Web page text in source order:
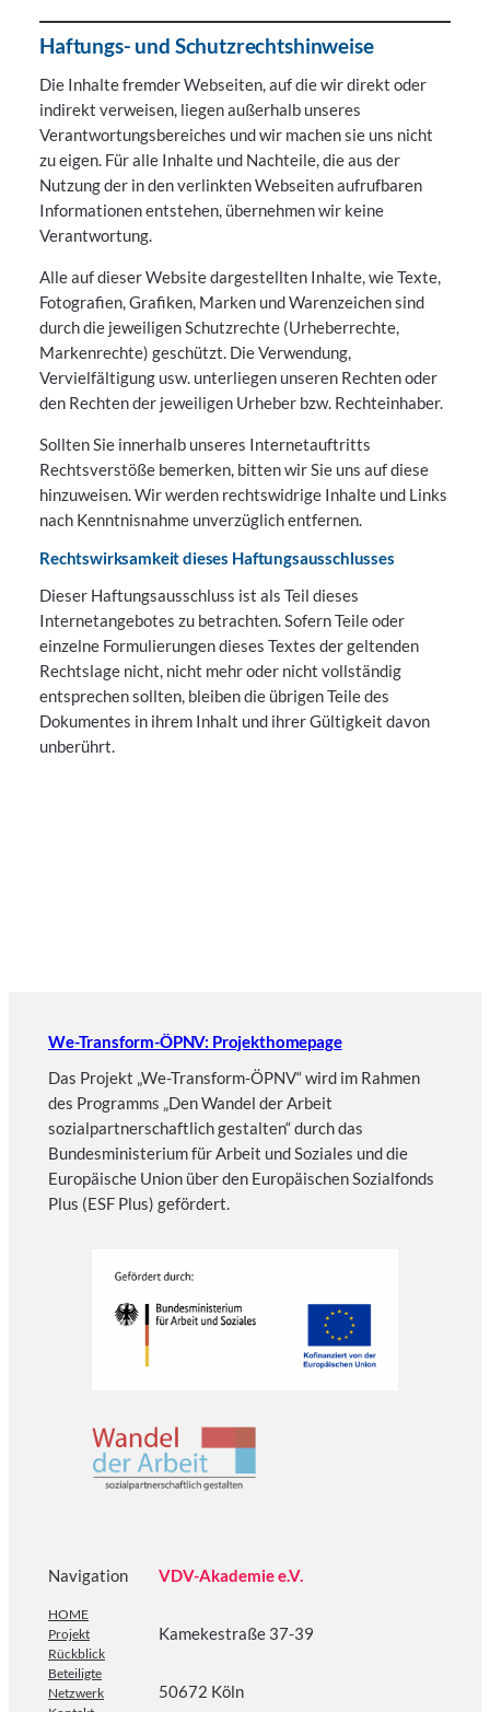
Haftungs- und Schutzrechtshinweise
Die Inhalte fremder Webseiten, auf die wir direkt oder
indirekt verweisen, liegen außerhalb unseres
Verantwortungsbereiches und wir machen sie uns nicht
zu eigen. Für alle Inhalte und Nachteile, die aus der
Nutzung der in den verlinkten Webseiten aufrufbaren
Informationen entstehen, übernehmen wir keine
Verantwortung.
Alle auf dieser Website dargestellten Inhalte, wie Texte,
Fotografien, Grafiken, Marken und Warenzeichen sind
durch die jeweiligen Schutzrechte (Urheberrechte,
Markenrechte) geschützt. Die Verwendung,
Vervielfältigung usw. unterliegen unseren Rechten oder
den Rechten der jeweiligen Urheber bzw. Rechteinhaber.
Sollten Sie innerhalb unseres Internetauftritts
Rechtsverstöße bemerken, bitten wir Sie uns auf diese
hinzuweisen. Wir werden rechtswidrige Inhalte und Links
nach Kenntnisnahme unverzüglich entfernen.
Rechtswirksamkeit dieses Haftungsausschlusses
Dieser Haftungsausschluss ist als Teil dieses
Internetangebotes zu betrachten. Sofern Teile oder
einzelne Formulierungen dieses Textes der geltenden
Rechtslage nicht, nicht mehr oder nicht vollständig
entsprechen sollten, bleiben die übrigen Teile des
Dokumentes in ihrem Inhalt und ihrer Gültigkeit davon
unberührt.
We-Transform-ÖPNV: Projekthomepage
Das Projekt „We-Transform-ÖPNV“ wird im Rahmen
des Programms „Den Wandel der Arbeit
sozialpartnerschaftlich gestalten“ durch das
Bundesministerium für Arbeit und Soziales und die
Europäische Union über den Europäischen Sozialfonds
Plus (ESF Plus) gefördert.
Navigation
HOME
Projekt
Rückblick
Beteiligte
Netzwerk
VDV-Akademie e.V.
Kamekestraße 37-39
50672 Köln